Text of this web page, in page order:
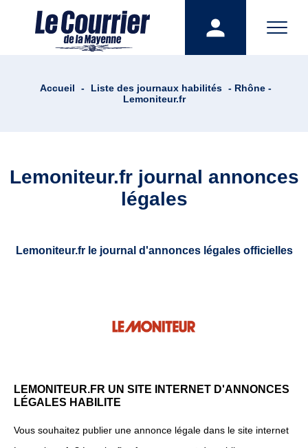
Accueil - Liste des journaux habilités - Rhône -
Lemoniteur.fr
Lemoniteur.fr journal annonces
légales
Lemoniteur.fr le journal d'annonces légales officielles
LEMONITEUR.FR UN SITE INTERNET D'ANNONCES
LÉGALES HABILITE
Vous souhaitez publier une annonce légale dans le site internet